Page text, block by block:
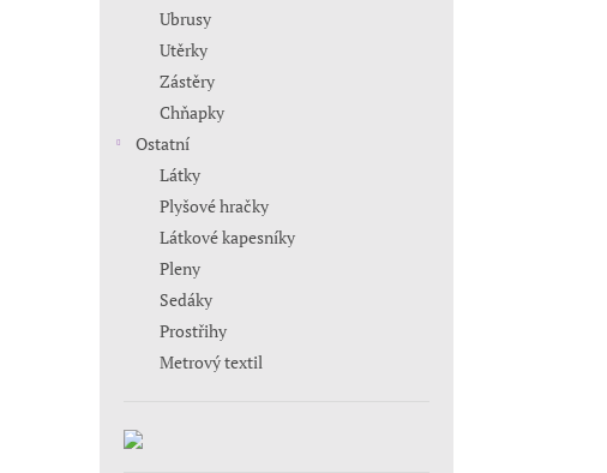
Ubrusy
Utěrky
Zástěry
Chňapky
Ostatní
Látky
Plyšové hračky
Látkové kapesníky
Pleny
Sedáky
Prostřihy
Metrový textil